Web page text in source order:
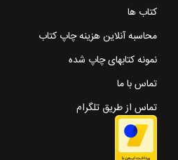
کتاب ها
محاسبه آنلاین هزینه چاپ کتاب
نمونه کتابهای چاپ شده
تماس با ما
تماس از طریق تلگرام